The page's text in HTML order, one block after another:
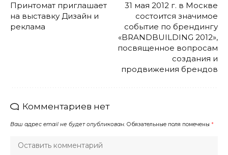
Принтомат приглашает
на выставку Дизайн и
реклама
31 мая 2012 г. в Москве
состоится значимое
событие по брендингу
«BRANDBUILDING 2012»,
посвященное вопросам
создания и
продвижения брендов
Комментариев нет
Ваш адрес email не будет опубликован. Обязательные поля помечены *